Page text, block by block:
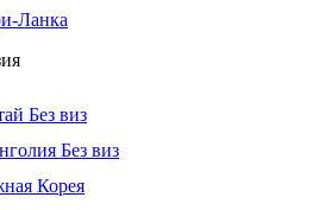
Ланка
Без виз
Без виз
Корея